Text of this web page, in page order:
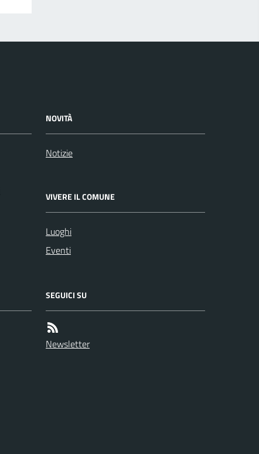
NOVITÀ
Notizie
VIVERE IL COMUNE
Luoghi
Eventi
SEGUICI SU
Newsletter